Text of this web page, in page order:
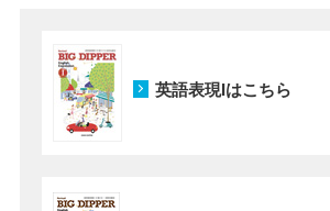
英語表現Iはこちら